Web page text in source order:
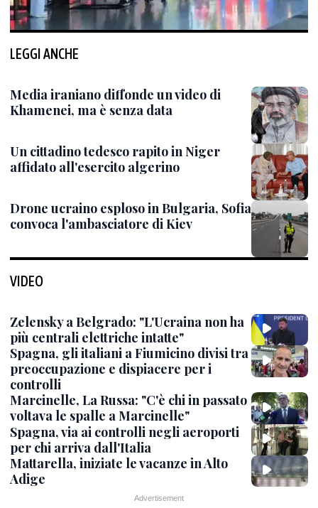
LEGGI ANCHE
Media iraniano diffonde un video di
Khamenei, ma è senza data
Un cittadino tedesco rapito in Niger
affidato all'esercito algerino
Drone ucraino esploso in Bulgaria, Sofia
convoca l'ambasciatore di Kiev
VIDEO
Zelensky a Belgrado: "L'Ucraina non ha
più centrali elettriche intatte"
Spagna, gli italiani a Fiumicino divisi tra
preoccupazione e dispiacere per i
controlli
Marcinelle, La Russa: "C'è chi in passato
voltava le spalle a Marcinelle"
Spagna, via ai controlli negli aeroporti
per chi arriva dall'Italia
Mattarella, iniziate le vacanze in Alto
Adige